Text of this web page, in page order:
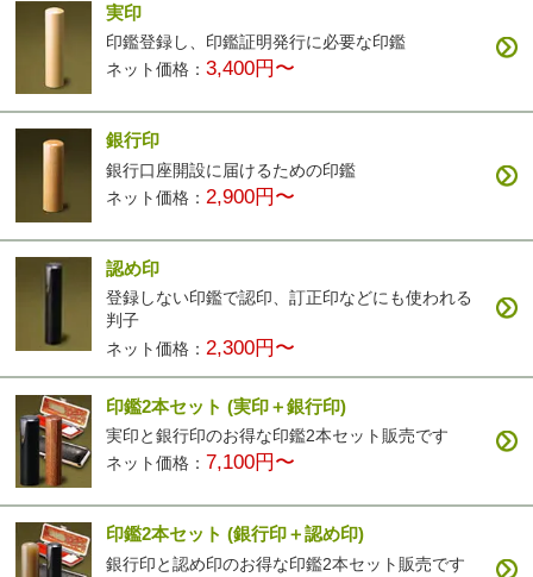
実印
印鑑登録し、印鑑証明発行に必要な印鑑
ネット価格：3,400円〜
銀行印
銀行口座開設に届けるための印鑑
ネット価格： 2,900円〜
認め印
登録しない印鑑で認印、訂正印などにも使われる
判子
ネット価格： 2,300円〜
印鑑2本セット(実印＋銀行印)
実印と銀行印のお得な印鑑2本セット販売です
ネット価格： 7,100円〜
印鑑2本セット(銀行印＋認め印)
銀行印と認め印のお得な印鑑2本セット販売です